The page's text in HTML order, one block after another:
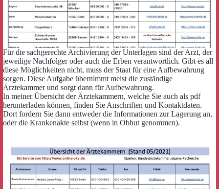
Für die sachgerechte Archivierung der Unterlagen sind der Arzt, der
jeweilige Nachfolger oder auch die Erben verantwortlich. Gibt es all
diese Möglichkeiten nicht, muss der Staat für eine Aufbewahrung
sorgen. Diese Aufgabe übernimmt meist die zuständige
Ärztekammer und sorgt dann für Aufbewahrung.
In meiner Übersicht der Ärztekammern, welche Sie auch als pdf
herunterladen können, finden Sie Anschriften und Kontaktdaten.
Dort fordern Sie dann entweder die Informationen zur Lagerung an,
oder die Krankenakte selbst (wenn in Obhut genommen).